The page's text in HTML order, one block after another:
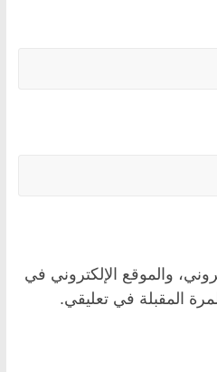
والموقع الإلكتروني في
المقبلة في تعليقي.